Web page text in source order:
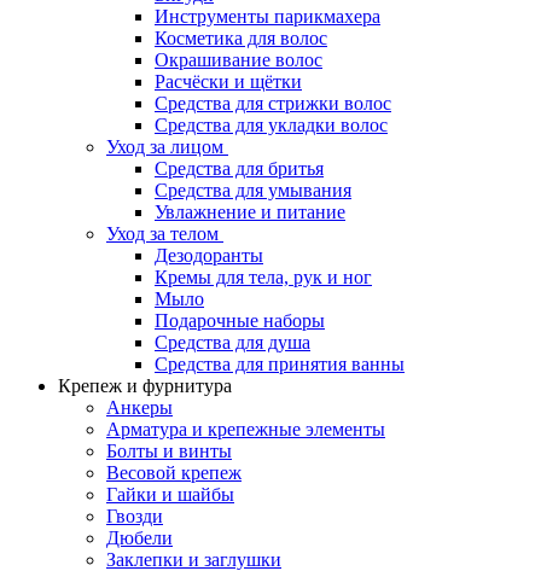
Инструменты парикмахера
Косметика для волос
Окрашивание волос
Расчёски и щётки
Средства для стрижки волос
Средства для укладки волос
Уход за лицом
Средства для бритья
Средства для умывания
Увлажнение и питание
Уход за телом
Дезодоранты
Кремы для тела, рук и ног
Мыло
Подарочные наборы
Средства для душа
Средства для принятия ванны
Крепеж и фурнитура
Анкеры
Арматура и крепежные элементы
Болты и винты
Весовой крепеж
Гайки и шайбы
Гвозди
Дюбели
Заклепки и заглушки